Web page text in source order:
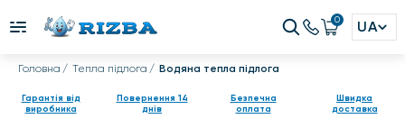
0 UA
Головна Тепла підлога Водяна тепла підлога
Гарантія від
виробника
Повернення 14
днів
Безпечна
оплата
Швидка
доставка